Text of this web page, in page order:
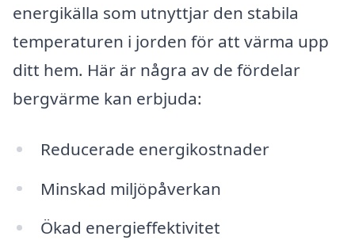
energikälla som utnyttjar den stabila
temperaturen i jorden för att värma upp
ditt hem. Här är några av de fördelar
bergvärme kan erbjuda:
Reducerade energikostnader
Minskad miljöpåverkan
Ökad energieffektivitet